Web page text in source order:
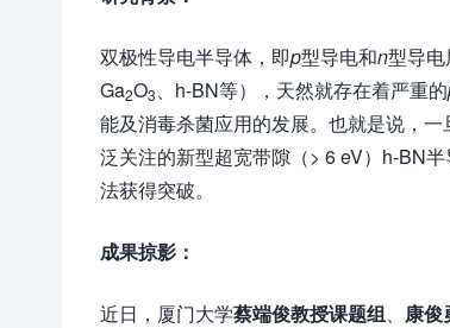
双极性导电半导体，即p型导电和n型导电
Ga2O3、h-BN等），天然就存在着严重的
能及消毒杀菌应用的发展。也就是说，一
泛关注的新型超宽带隙（> 6 eV）h-BN
法获得突破。
成果掠影：
近日，厦门大学蔡端俊教授课题组、 康俊